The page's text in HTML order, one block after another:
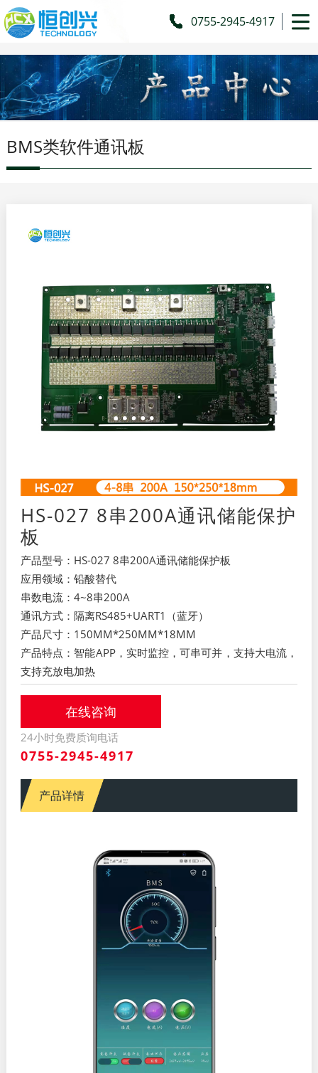
51La
0755-2945-4917
BMS类软件通讯板
HS-027 8串200A通讯储能保护
板
产品型号：HS-027 8串200A通讯储能保护板
应用领域：铅酸替代
串数电流：4~8串200A
通讯方式：隔离RS485+UART1（蓝牙）
产品尺寸：150MM*250MM*18MM
产品特点：智能APP，实时监控，可串可并，支持大电流，
支持充放电加热
在线咨询
24小时免费质询电话
0755-2945-4917
产品详情